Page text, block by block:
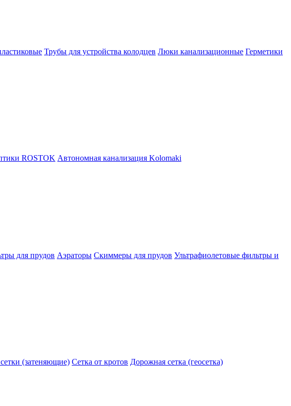
Трубы для устройства колодцев Люки канализационные Герметики
ROSTOK Автономная канализация Kolomaki
для прудов Аэраторы Скиммеры для прудов Ультрафиолетовые фильтры и
(затеняющие) Сетка от кротов Дорожная сетка (геосетка)